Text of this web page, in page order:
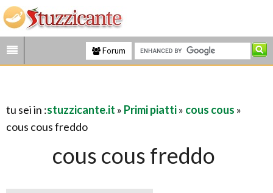
Forum
tu sei in :stuzzicante.it » Primi piatti» cous cous »
cous cous freddo
cous cous freddo